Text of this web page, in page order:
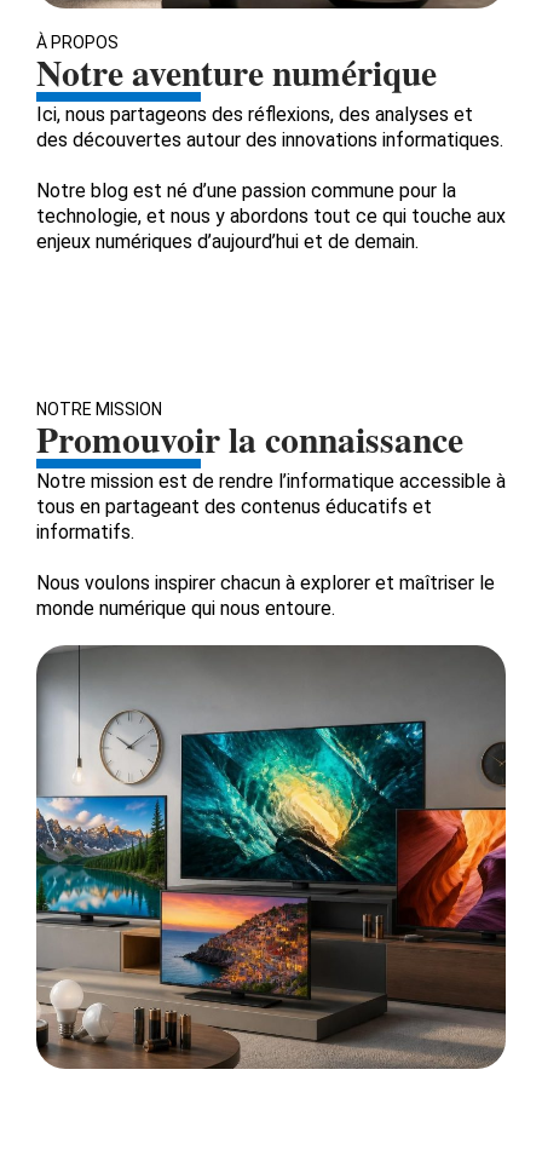
À PROPOS
Notre aventure numérique
Ici, nous partageons des réflexions, des analyses et
des découvertes autour des innovations informatiques.
Notre blog est né d’une passion commune pour la
technologie, et nous y abordons tout ce qui touche aux
enjeux numériques d’aujourd’hui et de demain.
NOTRE MISSION
Promouvoir la connaissance
Notre mission est de rendre l’informatique accessible à
tous en partageant des contenus éducatifs et
informatifs.
Nous voulons inspirer chacun à explorer et maîtriser le
monde numérique qui nous entoure.